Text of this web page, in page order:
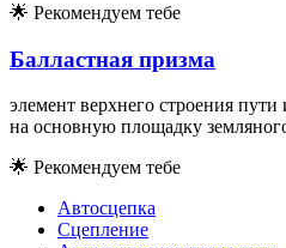
🌟 Рекомендуем тебе
Балластная призма
элемент верхнего строения пути
на основную площадку
🌟 Рекомендуем тебе
Автосцепка
Сцепление